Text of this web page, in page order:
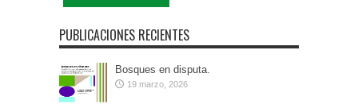
PUBLICACIONES RECIENTES
Bosques en disputa.
19 marzo, 2026